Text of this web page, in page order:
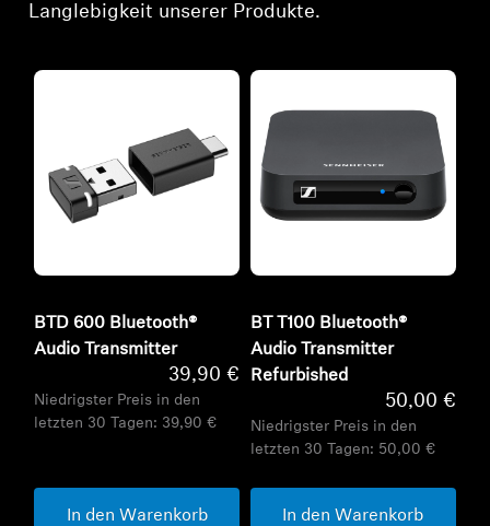
Langlebigkeit unserer Produkte.
BTD 600 Bluetooth®
Audio Transmitter
39,90 €
Niedrigster Preis in den
letzten 30 Tagen: 39,90 €
In den Warenkorb
BT T100 Bluetooth®
Audio Transmitter
Refurbished
50,00 €
Niedrigster Preis in den
letzten 30 Tagen: 50,00 €
In den Warenkorb